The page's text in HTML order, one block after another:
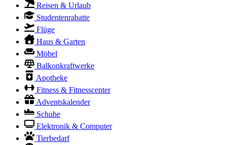
Reisen & Urlaub
Studentenrabatte
Flüge
Haus & Garten
Möbel
Balkonkraftwerke
Apotheke
Fitness & Fitnesscenter
Adventskalender
Schuhe
Elektronik & Computer
Tierbedarf